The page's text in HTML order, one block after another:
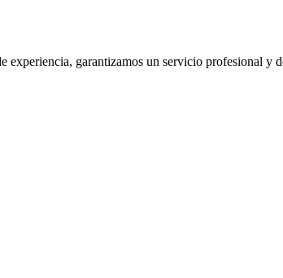
experiencia, garantizamos un servicio profesional y